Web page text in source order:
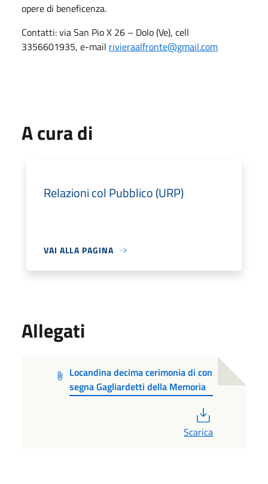
opere di beneficenza.
Contatti: via San Pio X 26 – Dolo (Ve), cell
3356601935, e-mail rivieraalfronte@gmail.com
A cura di
Relazioni col Pubblico (URP)
VAI ALLA PAGINA
Allegati
Locandina decima cerimonia di con
segna Gagliardetti della Memoria
Scarica